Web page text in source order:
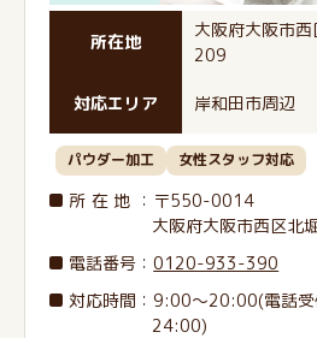
所在地
大阪府大阪市
209
対応エリア 岸和田市周辺
パウダー加工 女性スタッフ対応
所在地 ：〒550-0014
大阪府大阪市西区
電話番号 ：0120-933-390
対応時間：9:00～20:00(電話
24:00)